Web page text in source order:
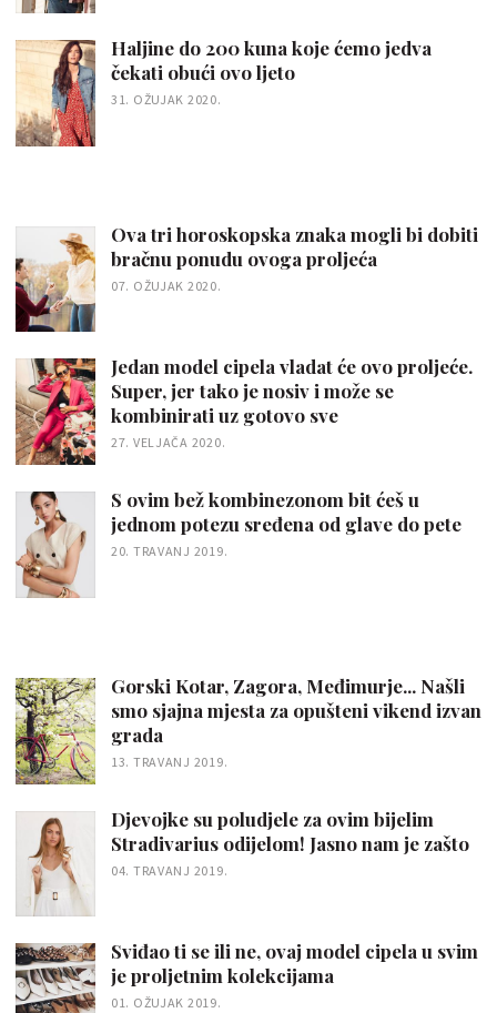
Haljine do 200 kuna koje ćemo jedva
čekati obući ovo ljeto
31. OŽUJAK 2020.
Ova tri horoskopska znaka mogli bi dobiti
bračnu ponudu ovoga proljeća
07. OŽUJAK 2020.
Jedan model cipela vladat će ovo proljeće.
Super, jer tako je nosiv i može se
kombinirati uz gotovo sve
27. VELJAČA 2020.
S ovim bež kombinezonom bit ćeš u
jednom potezu sređena od glave do pete
20. TRAVANJ 2019.
Gorski Kotar, Zagora, Međimurje... Našli
smo sjajna mjesta za opušteni vikend izvan
grada
13. TRAVANJ 2019.
Djevojke su poludjele za ovim bijelim
Stradivarius odijelom! Jasno nam je zašto
04. TRAVANJ 2019.
Sviđao ti se ili ne, ovaj model cipela u svim
je proljetnim kolekcijama
01. OŽUJAK 2019.